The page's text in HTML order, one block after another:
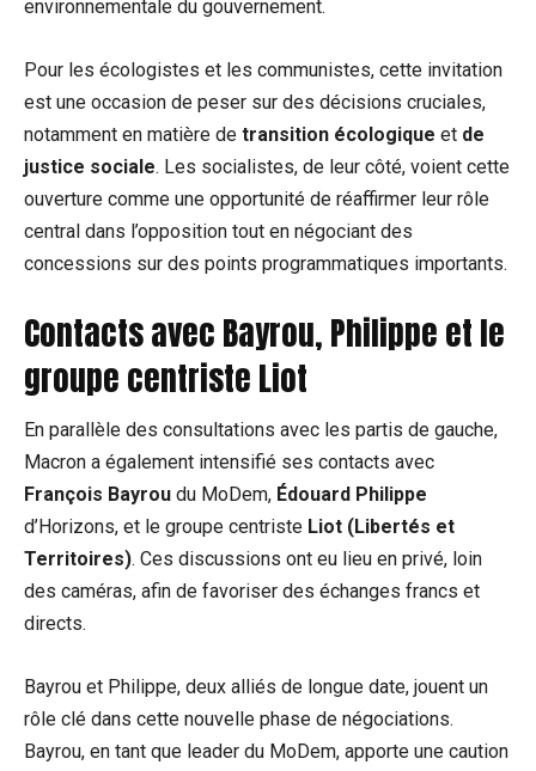
environnementale du gouvernement.
Pour les écologistes et les communistes, cette invitation
est une occasion de peser sur des décisions cruciales,
notamment en matière de transition écologique et de
justice sociale. Les socialistes, de leur côté, voient cette
ouverture comme une opportunité de réaffirmer leur rôle
central dans l’opposition tout en négociant des
concessions sur des points programmatiques importants.
Contacts avec Bayrou, Philippe et le
groupe centriste Liot
En parallèle des consultations avec les partis de gauche,
Macron a également intensifié ses contacts avec
François Bayrou du MoDem, Édouard Philippe
d’Horizons, et le groupe centriste Liot (Libertés et
Territoires). Ces discussions ont eu lieu en privé, loin
des caméras, afin de favoriser des échanges francs et
directs.
Bayrou et Philippe, deux alliés de longue date, jouent un
rôle clé dans cette nouvelle phase de négociations.
Bayrou, en tant que leader du MoDem, apporte une caution